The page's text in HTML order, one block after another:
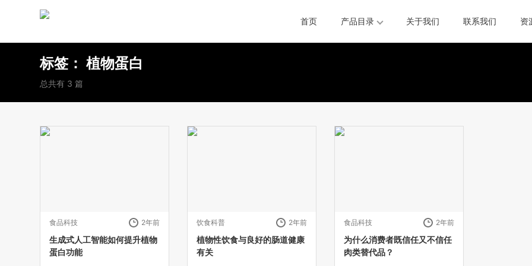
首页 产品目录 关于我们 联系我们 资
标签：植物蛋白
总共有 3 篇
食品科技 2年前
生成式人工智能如何提升植物
蛋白功能
饮食科普 2年前
植物性饮食与良好的肠道健康
有关
食品科技 2年前
为什么消费者既信任又不信任
肉类替代品？